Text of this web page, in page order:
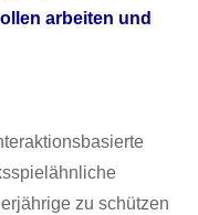
arbeiten und
zu schützen